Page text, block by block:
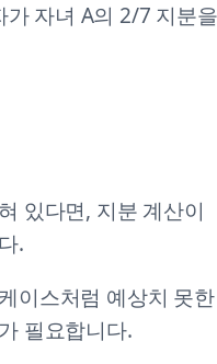
자녀 A의 2/7 지분을
있다면, 지분 계산이
.
이스처럼 예상치 못한
필요합니다.